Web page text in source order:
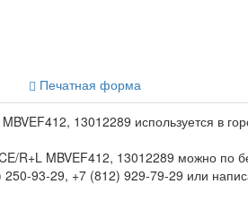
Печатная форма
13012289 используется в
R+L MBVEF412, 13012289 можно по
93-29, +7 (812) 929-79-29 или